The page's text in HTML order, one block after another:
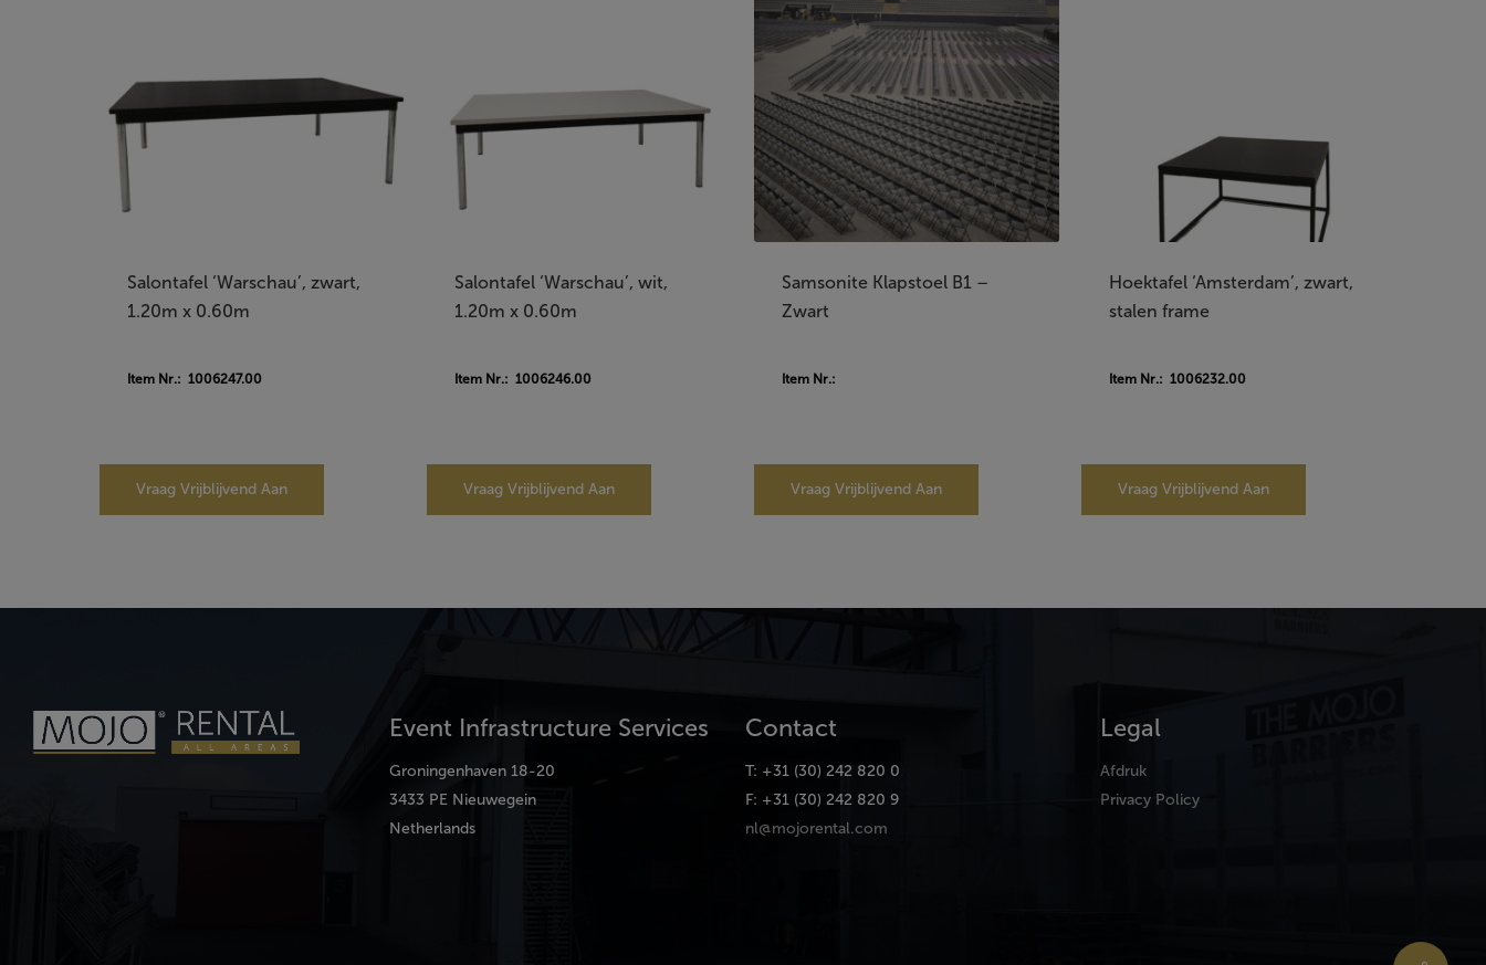
Salontafel ‘Warschau’, zwart,
1.20m x 0.60m
Item Nr.: 1006247.00
Vraag Vrijblijvend Aan
Salontafel ‘Warschau’, wit,
1.20m x 0.60m
Item Nr.: 1006246.00
Vraag Vrijblijvend Aan
Samsonite Klapstoel B1 –
Zwart
Item Nr.:
Vraag Vrijblijvend Aan
Hoektafel ‘Amsterdam’, zwart,
stalen frame
Item Nr.: 1006232.00
Vraag Vrijblijvend Aan
Event Infrastructure Services
Groningenhaven 18-20
3433 PE Nieuwegein
Netherlands
Contact
T: +31 (30) 242 820 0
F: +31 (30) 242 820 9
nl@mojorental.com
Legal
Afdruk
Privacy Policy